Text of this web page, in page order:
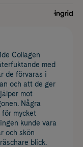
Collagen
med
de förvaras i
och att de ger
mot
Några
för mycket
kunde vara
och skön
blick.